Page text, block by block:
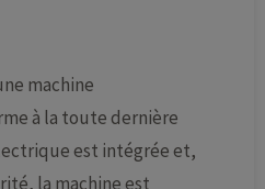
machine
à la toute dernière
est intégrée et,
la machine est